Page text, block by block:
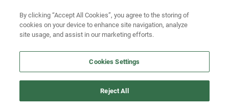
Ubicación
Busca por versión
By clicking “Accept All Cookies”, you agree to the storing of
cookies on your device to enhance site navigation, analyze
site usage, and assist in our marketing efforts.
Cookies Settings
Reject All